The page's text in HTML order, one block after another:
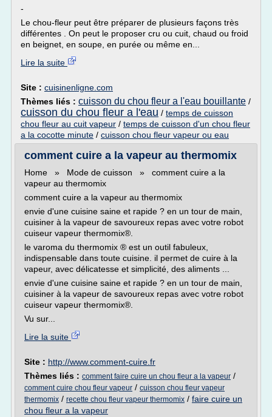
-
Le chou-fleur peut être préparer de plusieurs façons très
différentes . On peut le proposer cru ou cuit, chaud ou froid
en beignet, en soupe, en purée ou même en...
Lire la suite
Site : cuisinenligne.com
Thèmes liés : cuisson du chou fleur a l'eau bouillante /
cuisson du chou fleur a l'eau / temps de cuisson
chou fleur au cuit vapeur / temps de cuisson d'un chou fleur
a la cocotte minute / cuisson chou fleur vapeur ou eau
comment cuire a la vapeur au thermomix
Home » Mode de cuisson » comment cuire a la
vapeur au thermomix
comment cuire a la vapeur au thermomix
envie d'une cuisine saine et rapide ? en un tour de main,
cuisiner à la vapeur de savoureux repas avec votre robot
cuiseur vapeur thermomix®.
le varoma du thermomix ® est un outil fabuleux,
indispensable dans toute cuisine. il permet de cuire à la
vapeur, avec délicatesse et simplicité, des aliments ...
envie d'une cuisine saine et rapide ? en un tour de main,
cuisiner à la vapeur de savoureux repas avec votre robot
cuiseur vapeur thermomix®.
Vu sur...
Lire la suite
Site : http://www.comment-cuire.fr
Thèmes liés : comment faire cuire un chou fleur a la vapeur /
comment cuire chou fleur vapeur / cuisson chou fleur vapeur
thermomix / recette chou fleur vapeur thermomix / faire cuire un
chou fleur a la vapeur